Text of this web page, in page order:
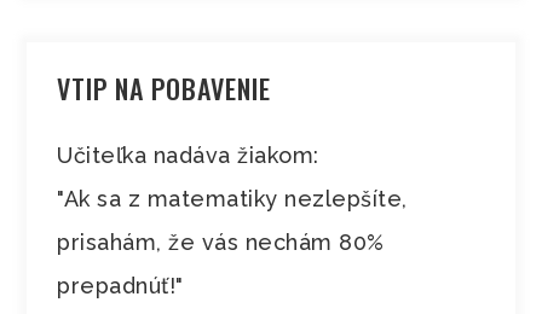
VTIP NA POBAVENIE
Učiteľka nadáva žiakom:
"Ak sa z matematiky nezlepšíte,
prisahám, že vás nechám 80%
prepadnúť!"